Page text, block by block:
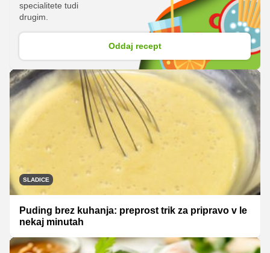
specialitete tudi
drugim.
Oddaj recept
SLADICE
Puding brez kuhanja: preprost trik za pripravo v le
nekaj minutah